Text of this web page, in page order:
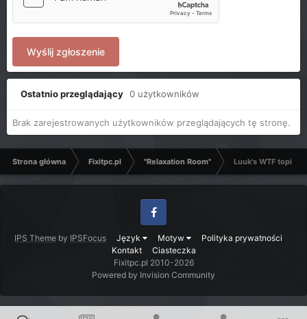
Wyślij zgłoszenie
Ostatnio przeglądający 0 użytkowników
Brak zarejestrowanych użytkowników przeglądających tę stronę.
Strona główna Fixitpc.pl "Relaxation Room" Luuk's WTF topic
IPS Theme by IPSFocus Język Motyw
Polityka prywatności
Kontakt
Ciasteczka
Facebook
Fixitpc.pl 2010-2026
Powered by Invision Community